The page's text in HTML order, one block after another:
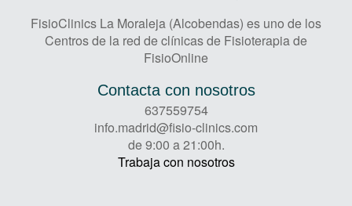
FisioClinics La Moraleja (Alcobendas) es uno de los
Centros de la red de clínicas de Fisioterapia de
FisioOnline
Contacta con nosotros
637559754
info.madrid@fisio-clinics.com
de 9:00 a 21:00h.
Trabaja con nosotros